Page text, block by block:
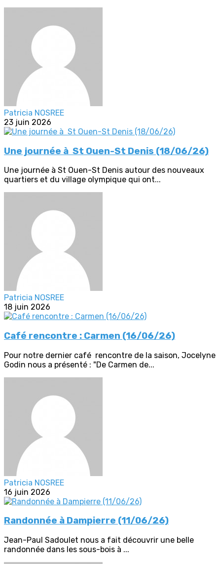
Patricia NOSREE
23 juin 2026
Une journée à St Ouen-St Denis (18/06/26)
Une journée à St Ouen-St Denis autour des nouveaux
quartiers et du village olympique qui ont...
Patricia NOSREE
18 juin 2026
Café rencontre : Carmen (16/06/26)
Pour notre dernier café rencontre de la saison, Jocelyne
Godin nous a présenté : "De Carmen de...
Patricia NOSREE
16 juin 2026
Randonnée à Dampierre (11/06/26)
Jean-Paul Sadoulet nous a fait découvrir une belle
randonnée dans les sous-bois à ...